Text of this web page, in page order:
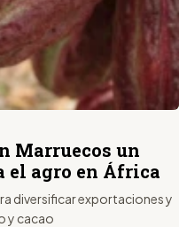
Marruecos un
el agro en África
diversificar exportaciones y
y cacao